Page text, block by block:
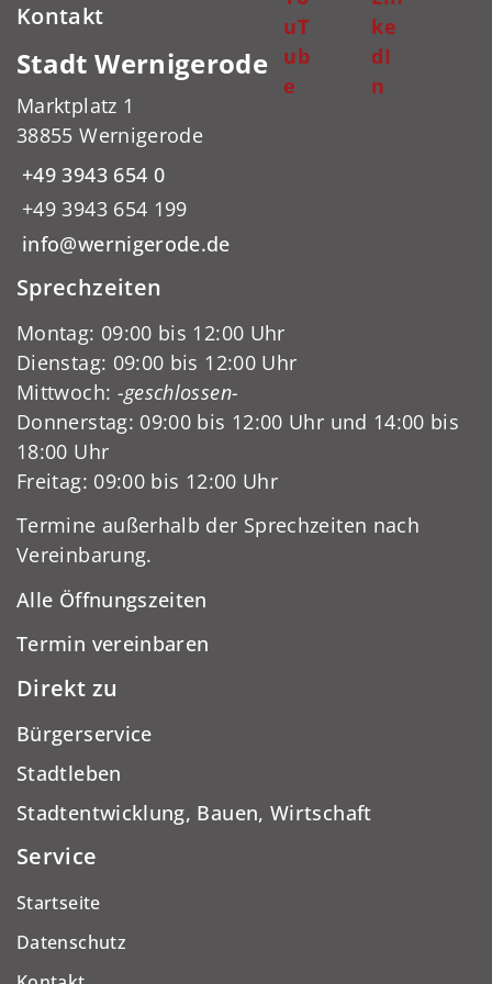
uT
ub
e
ke
dI
n
Kontakt
Stadt Wernigerode
Marktplatz 1
38855 Wernigerode
+49 3943 654 0
+49 3943 654 199
info@wernigerode.de
Sprechzeiten
Montag: 09:00 bis 12:00 Uhr
Dienstag: 09:00 bis 12:00 Uhr
Mittwoch: -geschlossen-
Donnerstag: 09:00 bis 12:00 Uhr und 14:00 bis
18:00 Uhr
Freitag: 09:00 bis 12:00 Uhr
Termine außerhalb der Sprechzeiten nach
Vereinbarung.
Alle Öffnungszeiten
Termin vereinbaren
Direkt zu
Bürgerservice
Stadtleben
Stadtentwicklung, Bauen, Wirtschaft
Service
Startseite
Datenschutz